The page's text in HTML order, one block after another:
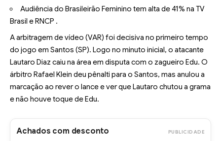
Audiência do Brasileirão Feminino tem alta de 41% na TV
Brasil e RNCP .
A arbitragem de vídeo (VAR) foi decisiva no primeiro tempo
do jogo em Santos (SP). Logo no minuto inicial, o atacante
Lautaro Diaz caiu na área em disputa com o zagueiro Edu. O
árbitro Rafael Klein deu pênalti para o Santos, mas anulou a
marcação ao rever o lance e ver que Lautaro chutou a grama
e não houve toque de Edu.
Achados com desconto PUBLICIDADE